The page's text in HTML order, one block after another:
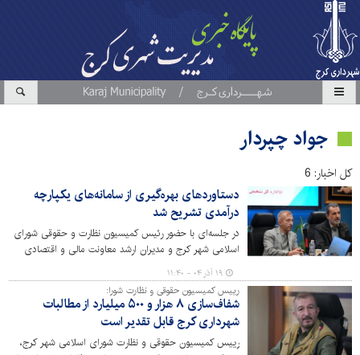
جواد چپردار
کل اخبار: 6
دستاوردهای بهره‌گیری از سامانه‌های یکپارچه
درآمدی تشریح شد
در جلسه‌ای با حضور رئیس کمیسیون نظارت و حقوقی شورای
اسلامی شهر کرج و مدیران ارشد معاونت مالی و اقتصادی
شهرداری، عملکرد مناطق ده‌گانه در وصول مطالبات و استفاده
از سامانه‌های یکپارچه درآمدی مورد بررسی قرار گرفت و
دستاوردهای چشمگیر سه سال اخیر در این حوزه تشریح شد.
۱۹ آذر ۰۴ - ۱۱:۴۰
رییس کمیسیون حقوقی و نظارت شورا:
شفاف‌سازی ۸ هزار و ۵۰۰ میلیارد از مطالبات
شهرداری کرج قابل تقدیر است
رییس کمیسیون حقوقی و نظارت شورای اسلامی شهر کرج،